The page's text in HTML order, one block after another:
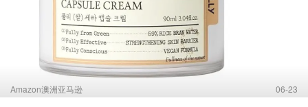
Amazon澳洲亚马逊 06-23